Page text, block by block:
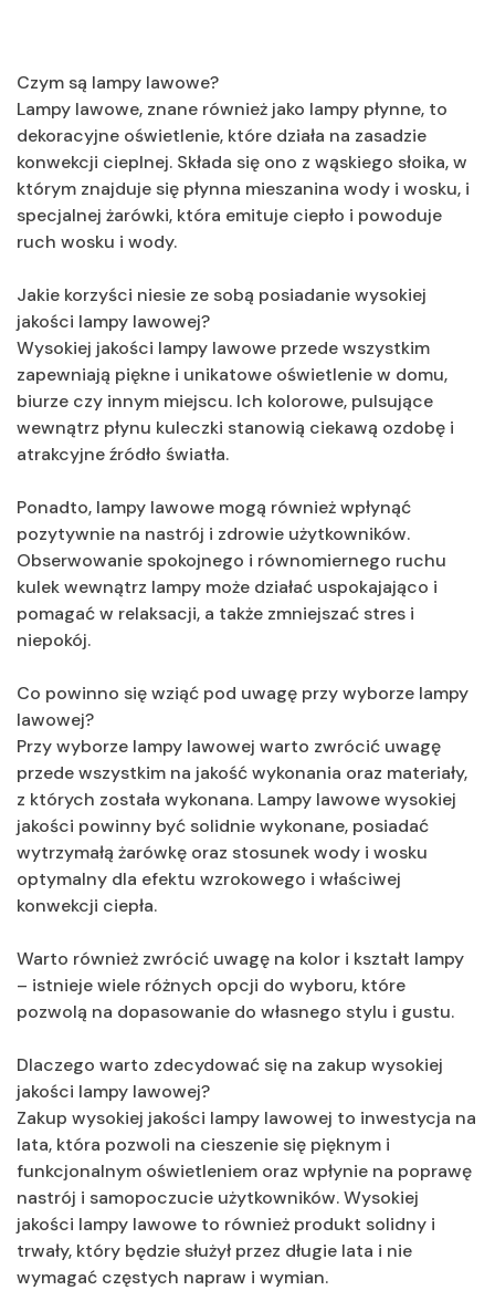
Czym są lampy lawowe?
Lampy lawowe, znane również jako lampy płynne, to
dekoracyjne oświetlenie, które działa na zasadzie
konwekcji cieplnej. Składa się ono z wąskiego słoika, w
którym znajduje się płynna mieszanina wody i wosku, i
specjalnej żarówki, która emituje ciepło i powoduje
ruch wosku i wody.
Jakie korzyści niesie ze sobą posiadanie wysokiej
jakości lampy lawowej?
Wysokiej jakości lampy lawowe przede wszystkim
zapewniają piękne i unikatowe oświetlenie w domu,
biurze czy innym miejscu. Ich kolorowe, pulsujące
wewnątrz płynu kuleczki stanowią ciekawą ozdobę i
atrakcyjne źródło światła.
Ponadto, lampy lawowe mogą również wpłynąć
pozytywnie na nastrój i zdrowie użytkowników.
Obserwowanie spokojnego i równomiernego ruchu
kulek wewnątrz lampy może działać uspokajająco i
pomagać w relaksacji, a także zmniejszać stres i
niepokój.
Co powinno się wziąć pod uwagę przy wyborze lampy
lawowej?
Przy wyborze lampy lawowej warto zwrócić uwagę
przede wszystkim na jakość wykonania oraz materiały,
z których została wykonana. Lampy lawowe wysokiej
jakości powinny być solidnie wykonane, posiadać
wytrzymałą żarówkę oraz stosunek wody i wosku
optymalny dla efektu wzrokowego i właściwej
konwekcji ciepła.
Warto również zwrócić uwagę na kolor i kształt lampy
– istnieje wiele różnych opcji do wyboru, które
pozwolą na dopasowanie do własnego stylu i gustu.
Dlaczego warto zdecydować się na zakup wysokiej
jakości lampy lawowej?
Zakup wysokiej jakości lampy lawowej to inwestycja na
lata, która pozwoli na cieszenie się pięknym i
funkcjonalnym oświetleniem oraz wpłynie na poprawę
nastrój i samopoczucie użytkowników. Wysokiej
jakości lampy lawowe to również produkt solidny i
trwały, który będzie służył przez długie lata i nie
wymagać częstych napraw i wymian.